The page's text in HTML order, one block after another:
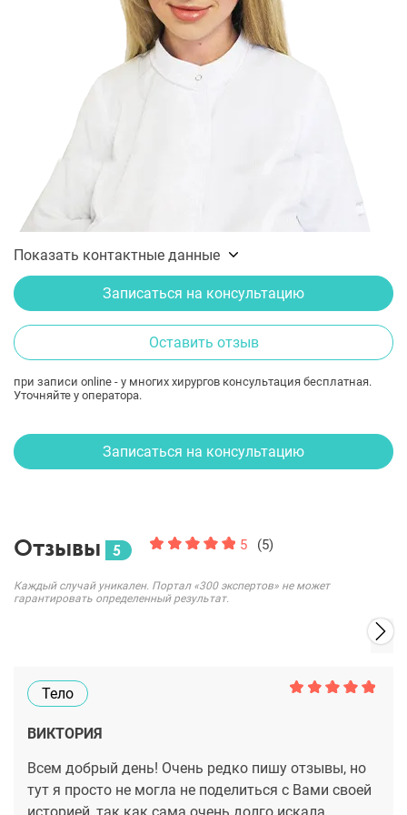
Показать контактные данные
Записаться на консультацию
Оставить отзыв
при записи online - у многих хирургов консультация бесплатная.
Уточняйте у оператора.
Записаться на консультацию
Отзывы 5 5 (5)
Каждый случай уникален. Портал «300 экспертов» не может
гарантировать определенный результат.
Тело
ВИКТОРИЯ
Всем добрый день! Очень редко пишу отзывы, но
тут я просто не могла не поделиться с Вами своей